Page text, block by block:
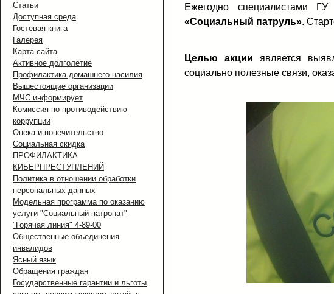
Статьи
Доступная среда
Гостевая книга
Галерея
Карта сайта
Активное долголетие
Профилактика домашнего насилия
Вышестоящие организации
МЧС информирует
Комиссия по противодействию
коррупции
Опека и попечительство
Социальная скидка
ПРОФИЛАКТИКА
КИБЕРПРЕСТУПЛЕНИЙ
Политика в отношении обработки
персональных данных
Модельная программа по оказанию
услуги "Социальный патронат"
"Горячая линия" 4-89-00
Общественные объединения
инвалидов
Ясный язык
Обращения граждан
Государственные гарантии и льготы
Ежегодно специалистами
«Социальный патруль».
Целью акции является
социально полезные связи,